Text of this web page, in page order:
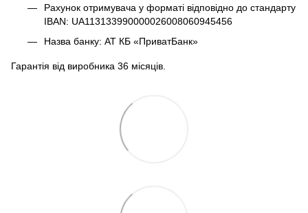
Рахунок отримувача у форматі відповідно до стандарту
IBAN: UA113133990000026008060945456
Назва банку: АТ КБ «ПриватБанк»
Гарантія від виробника 36 місяців.